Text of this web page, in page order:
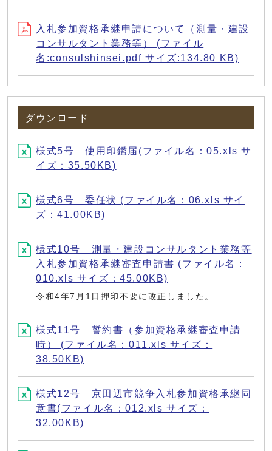
入札参加資格承継申請について（測量・建設
コンサルタント業務等） (ファイル
名:consulshinsei.pdf サイズ:134.80 KB)
ダウンロード
様式5号 使用印鑑届(ファイル名：05.xls サ
イズ：35.50KB)
様式6号 委任状 (ファイル名：06.xls サイ
ズ：41.00KB)
様式10号 測量・建設コンサルタント業務等
入札参加資格承継審査申請書 (ファイル名：
010.xls サイズ：45.00KB)
令和4年7月1日押印不要に改正しました。
様式11号 誓約書（参加資格承継審査申請
時） (ファイル名：011.xls サイズ：
38.50KB)
様式12号 京田辺市競争入札参加資格承継同
意書(ファイル名：012.xls サイズ：
32.00KB)